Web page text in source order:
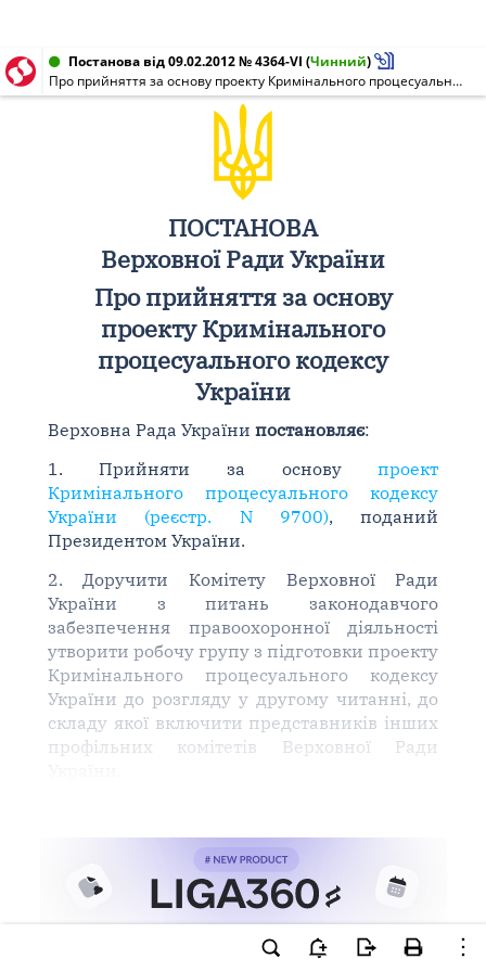
Постанова від 09.02.2012 № 4364-VI (Чинний)
Про прийняття за основу проекту Кримінального процесуального кодексу України
ПОСТАНОВА
Верховної Ради України
Про прийняття за основу
проекту Кримінального
процесуального кодексу
України
Верховна Рада України постановляє:
1. Прийняти за основупроект
Кримінального процесуального кодексу
України (реєстр. N 9700), поданий
Президентом України.
2. Доручити Комітету Верховної Ради
України з питань законодавчого
забезпечення правоохоронної діяльності
утворити робочу групу з підготовки проекту
Кримінального процесуального кодексу
України до розгляду у другому читанні, до
складу якої включити представників інших
профільних комітетів Верховної Ради